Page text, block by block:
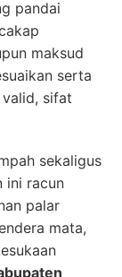
pandai
maksud
serta
sifat
sekaligus
ini racun
palar
mata,